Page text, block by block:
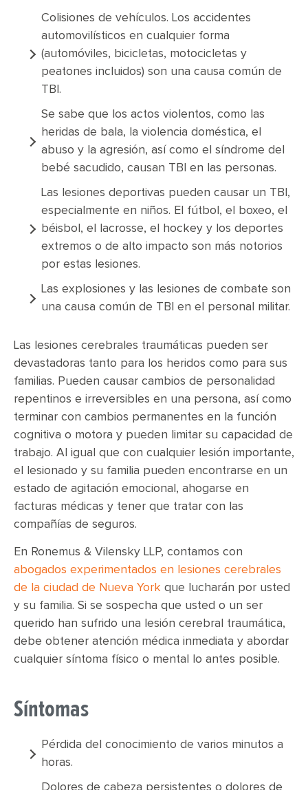
Colisiones de vehículos. Los accidentes
automovilísticos en cualquier forma
(automóviles, bicicletas, motocicletas y
peatones incluidos) son una causa común de
TBI.
Se sabe que los actos violentos, como las
heridas de bala, la violencia doméstica, el
abuso y la agresión, así como el síndrome del
bebé sacudido, causan TBI en las personas.
Las lesiones deportivas pueden causar un TBI,
especialmente en niños. El fútbol, el boxeo, el
béisbol, el lacrosse, el hockey y los deportes
extremos o de alto impacto son más notorios
por estas lesiones.
Las explosiones y las lesiones de combate son
una causa común de TBI en el personal militar.
Las lesiones cerebrales traumáticas pueden ser
devastadoras tanto para los heridos como para sus
familias. Pueden causar cambios de personalidad
repentinos e irreversibles en una persona, así como
terminar con cambios permanentes en la función
cognitiva o motora y pueden limitar su capacidad de
trabajo. Al igual que con cualquier lesión importante,
el lesionado y su familia pueden encontrarse en un
estado de agitación emocional, ahogarse en
facturas médicas y tener que tratar con las
compañías de seguros.
En Ronemus & Vilensky LLP, contamos con
abogados experimentados en lesiones cerebrales
de la ciudad de Nueva York que lucharán por usted
y su familia. Si se sospecha que usted o un ser
querido han sufrido una lesión cerebral traumática,
debe obtener atención médica inmediata y abordar
cualquier síntoma físico o mental lo antes posible.
Síntomas
Pérdida del conocimiento de varios minutos a
horas.
Dolores de cabeza persistentes o dolores de